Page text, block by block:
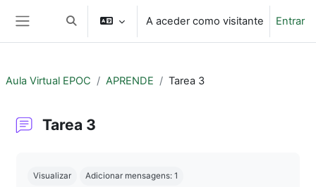
Ir para o conteúdo principal
Painel lateral
Alternar a entrada da pesquisa
A aceder como visitante Entrar
Aula Virtual EPOC APRENDE Tarea 3
Tarea 3
Visualizar Adicionar mensagens: 1